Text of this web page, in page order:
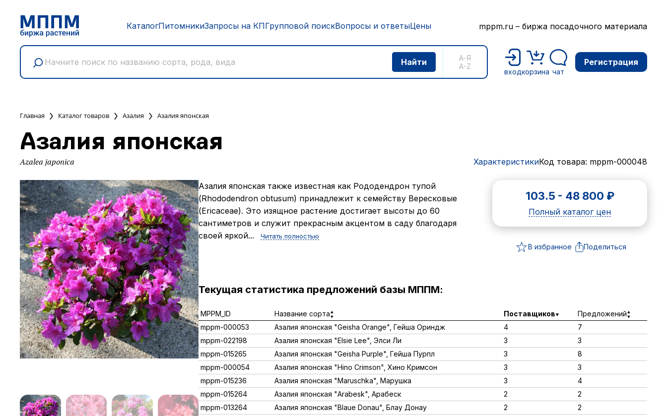
КаталогПитомникиЗапросы на КПГрупповой поискВопросы и ответыЦены mppm.ru – биржа посадочного материала
А-Я
A-Z
входкорзина чат
Регистрация
Главная Каталог товаров Азалия Азалия японская
Азалия японская
Azalea japonica ХарактеристикиКод товара: mppm-000048
Азалия японская также известная как Рододендрон тупой
(Rhododendron obtusum) принадлежит к семейству Вересковые
(Ericaceae). Это изящное растение достигает высоты до 60
сантиметров и служит прекрасным акцентом в саду благодаря
своей яркой...
Читать полностью
103.5 - 48 800 ₽
Полный каталог цен
В избранное Поделиться
Текущая статистика предложений базы МППМ:
MPPM_ID Название сорта Поставщиков
Предложений
mppm-000053
Азалия японская "Geisha Orange", Гейша Ориндж 4
7
mppm-022198
Азалия японская "Elsie Lee", Элси Ли 3
3
mppm-015265
Азалия японская "Geisha Purple", Гейша Пурпл 3
8
mppm-000054
Азалия японская "Hino Crimson", Хино Кримсон 3
3
mppm-015236
Азалия японская "Maruschka", Марушка 3
4
mppm-015264
Азалия японская "Arabesk", Арабеск 2
2
mppm-013264
Азалия японская "Blaue Donau", Блау Донау 2
2